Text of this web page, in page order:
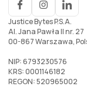
Justice Bytes P.S.A.
Al. Jana Pawła II nr. 27
00-867 Warszawa,
NIP: 6793230576
KRS: 0001146182
REGON: 520965002